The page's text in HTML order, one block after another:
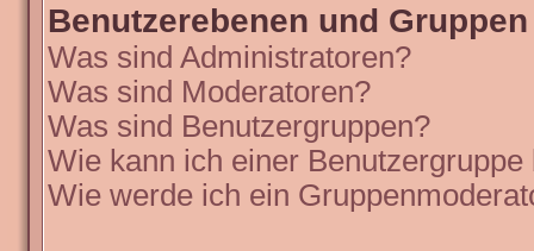
Benutzerebenen und Gruppen
Was sind Administratoren?
Was sind Moderatoren?
Was sind Benutzergruppen?
Wie kann ich einer Benutzergruppe
Wie werde ich ein